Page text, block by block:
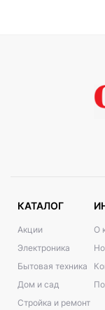
КАТАЛОГ
Акции
Электроника
Бытовая техника
Дом и сад
Стройка и ремонт
О